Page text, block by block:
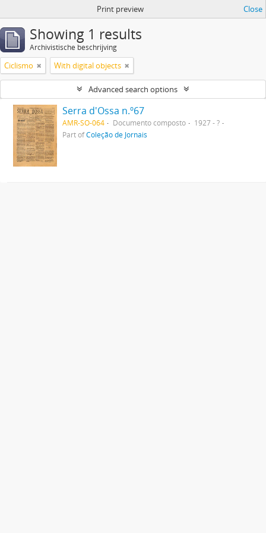
Print preview Close
Showing 1 results
Archivistische beschrijving
Ciclismo With digital objects
Advanced search options
Serra d'Ossa n.º67
AMR-SO-064 Documento composto
1927 - ?
Part ofColeção de Jornais